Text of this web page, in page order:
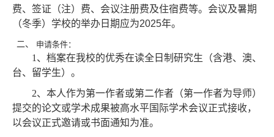
费、签证（注）费、会议注册费及住宿费等。会议及暑期
（冬季）学校的举办日期应为2025年。
二、 申请条件：
1 、档案在我校的优秀在读全日制研究生（含港、澳、
台、留学生）。
2、本人作为第一作者或第二作者（第一作者为导师）
提交的论文或学术成果被高水平国际学术会议正式接收，
以会议正式邀请或书面通知为准。